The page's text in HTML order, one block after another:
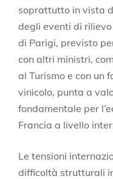
soprattutto in vista
degli eventi di
di Parigi, previsto
con altri ministri,
al Turismo e con un
vinicolo, punta a
fondamentale per
Francia a livello
Le tensioni
difficoltà strutturali